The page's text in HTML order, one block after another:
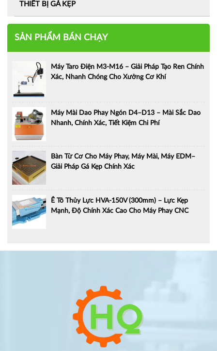
THIẾT BỊ GÁ KẸP
SẢN PHẨM BÁN CHẠY
Máy Taro Điện M3-M16 – Giải Pháp Tạo Ren Chính
Xác, Nhanh Chóng Cho Xưởng Cơ Khí
Máy Mài Dao Phay Ngón D4–D13 – Mài Sắc Dao
Nhanh, Chính Xác, Tiết Kiệm Chi Phí
Bàn Từ Cơ Cho Máy Phay, Máy Mài, Máy EDM–
Giải Pháp Gá Kẹp Chính Xác
Ê Tô Thủy Lực HVA-150V (300mm) – Lực Kẹp
Mạnh, Độ Chính Xác Cao Cho Máy Phay CNC